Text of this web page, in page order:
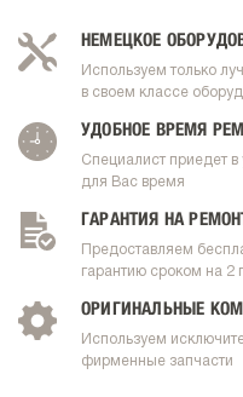
НЕМЕЦКОЕ
Используем только
в своем классе
УДОБНОЕ ВРЕМЯ
Специалист приедет в
для Вас время
ГАРАНТИЯ НА
Предоставляем
гарантию сроком на 2
ОРИГИНАЛЬНЫЕ
Используем
фирменные запчасти